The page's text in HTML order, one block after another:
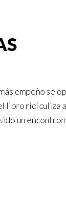
empeño se
ridiculiza
un